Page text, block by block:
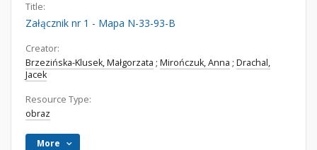
Title:
Załącznik nr 1 - Mapa N-33-93-B
Creator:
Brzezińska-Klusek, Małgorzata ; Mirończuk, Anna ; Drachal,
Jacek
Resource Type:
obraz
More